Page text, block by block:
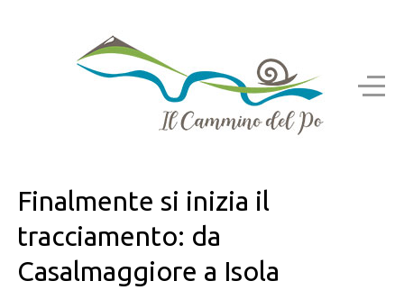
Finalmente si inizia il
tracciamento: da
Casalmaggiore a Isola